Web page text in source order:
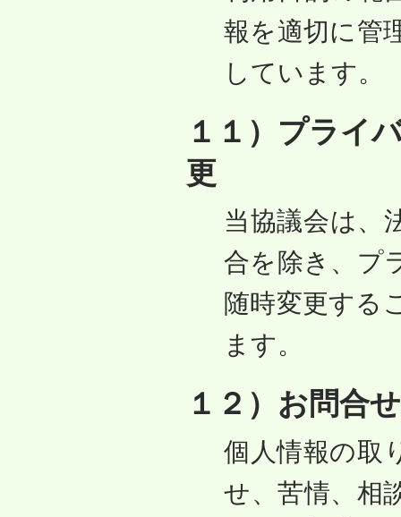
報を適切に管
しています。
１１）プライ
更
当協議会は、
合を除き、プ
随時変更する
ます。
１２）お問合
個人情報の取
せ、苦情、相